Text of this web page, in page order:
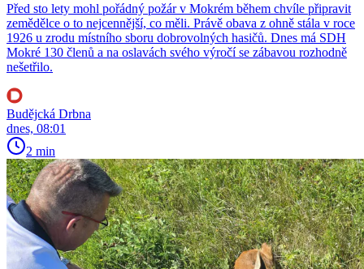
Před sto lety mohl pořádný požár v Mokrém během chvíle připravit
zemědělce o to nejcennější, co měli. Právě obava z ohně stála v roce
1926 u zrodu místního sboru dobrovolných hasičů. Dnes má SDH
Mokré 130 členů a na oslavách svého výročí se zábavou rozhodně
nešetřilo.
Budějcká Drbna
dnes, 08:01
2 min